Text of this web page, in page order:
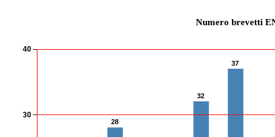
Numero brevetti
30
40
28
32
37